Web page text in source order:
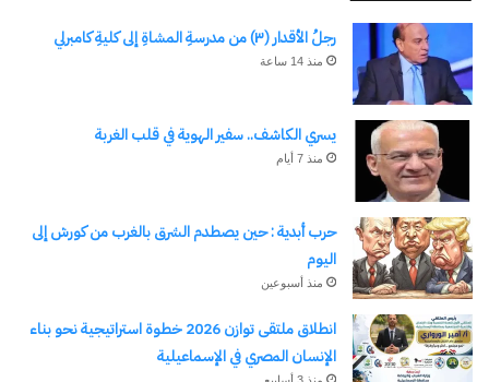
رجلُ الأقدار (٣) من مدرسةِ المشاةِ إلى كليةِ كامبرلي
منذ 14 ساعة
يسري الكاشف.. سفير الهوية في قلب الغربة
منذ 7 أيام
حرب أبدية : حين يصطدم الشرق بالغرب من كورش إلى
اليوم
منذ أسبوعين
انطلاق ملتقى توازن 2026 خطوة استراتيجية نحو بناء
الإنسان المصري في الإسماعيلية